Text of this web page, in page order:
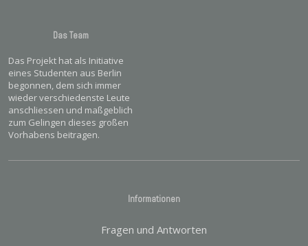
Das Team
Das Projekt hat als Initiative
eines Studenten aus Berlin
begonnen, dem sich immer
wieder verschiedenste Leute
anschliessen und maßgeblich
zum Gelingen dieses großen
Vorhabens beitragen.
Informationen
Fragen und Antworten